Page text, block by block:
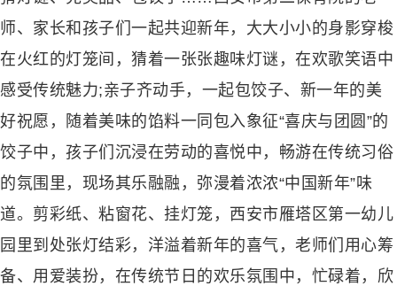
师、家长和孩子们一起共迎新年，大大小小的身影穿梭
在火红的灯笼间，猜着一张张趣味灯谜，在欢歌笑语中
感受传统魅力;亲子齐动手，一起包饺子、新一年的美
好祝愿，随着美味的馅料一同包入象征“喜庆与团圆”的
饺子中，孩子们沉浸在劳动的喜悦中，畅游在传统习俗
的氛围里，现场其乐融融，弥漫着浓浓“中国新年”味
道。剪彩纸、粘窗花、挂灯笼，西安市雁塔区第一幼儿
园里到处张灯结彩，洋溢着新年的喜气，老师们用心筹
备、用爱装扮，在传统节日的欢乐氛围中，忙碌着，欣